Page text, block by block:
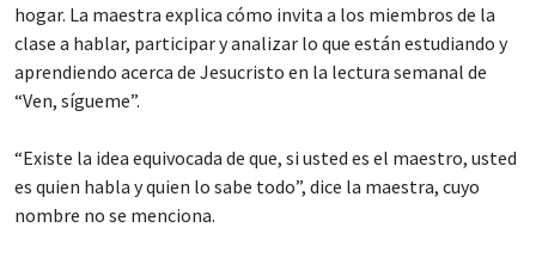
hogar. La maestra explica cómo invita a los miembros de la
clase a hablar, participar y analizar lo que están estudiando y
aprendiendo acerca de Jesucristo en la lectura semanal de
“Ven, sígueme”.
“Existe la idea equivocada de que, si usted es el maestro, usted
es quien habla y quien lo sabe todo”, dice la maestra, cuyo
nombre no se menciona.